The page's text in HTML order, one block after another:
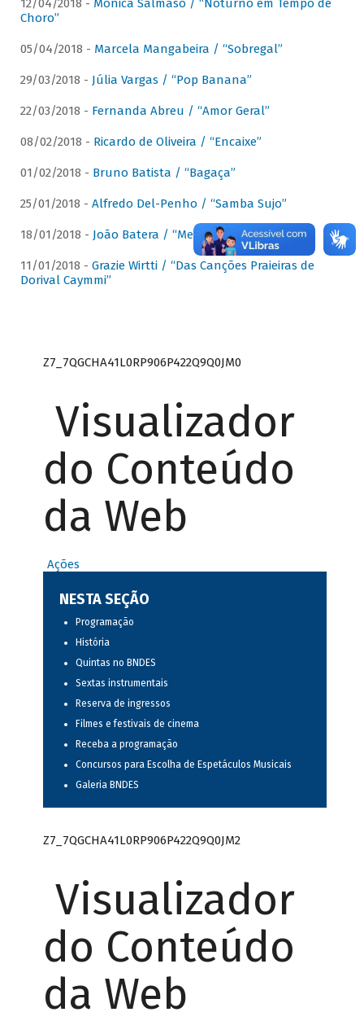
12/04/2018 - Mônica Salmaso / “Noturno em Tempo de
Choro”
05/04/2018 - Marcela Mangabeira / “Sobregal”
29/03/2018 - Júlia Vargas / “Pop Banana”
22/03/2018 - Fernanda Abreu / “Amor Geral”
08/02/2018 - Ricardo de Oliveira / “Encaixe”
01/02/2018 - Bruno Batista / “Bagaça”
25/01/2018 - Alfredo Del-Penho / “Samba Sujo”
18/01/2018 - João Batera / “Meu Pandeiro”
11/01/2018 - Grazie Wirtti / “Das Canções Praieiras de
Dorival Caymmi”
Z7_7QGCHA41L0RP906P422Q9Q0JM0
Visualizador
do Conteúdo
da Web
Ações
NESTA SEÇÃO
Programação
História
Quintas no BNDES
Sextas instrumentais
Reserva de ingressos
Filmes e festivais de cinema
Receba a programação
Concursos para Escolha de Espetáculos Musicais
Galeria BNDES
Z7_7QGCHA41L0RP906P422Q9Q0JM2
Visualizador
do Conteúdo
da Web